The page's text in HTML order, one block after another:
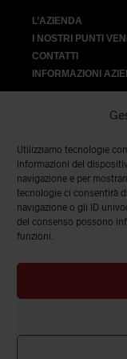
Utilizziamo tecnologie
informazioni del
navigazione e per
tecnologie ci consentirà
navigazione o gli ID
del consenso possono
funzioni.
L’AZIENDA
I NOSTRI PUNTI
CONTATTI
INFORMAZIONI
VENDITA
SPEDIZIONI E RESI |
COOKIES